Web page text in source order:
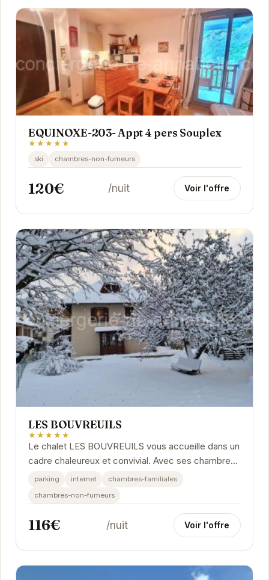
EQUINOXE-203- Appt 4 pers Souplex
★★★★★
ski chambres-non-fumeurs
120€ /nuit Voir l'offre
LES BOUVREUILS
★★★★★
Le chalet LES BOUVREUILS vous accueille dans un
cadre chaleureux et convivial. Avec ses chambres
spacieuses et son ambiance montagnarde, il est
parking internet
chambres-familiales
chambres-non-fumeurs
116€ /nuit Voir l'offre